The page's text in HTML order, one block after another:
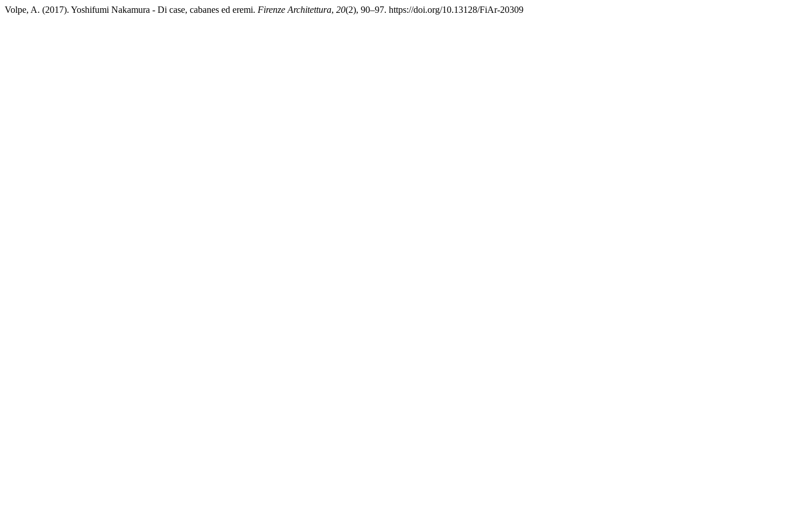
Volpe, A. (2017). Yoshifumi Nakamura - Di case, cabanes ed eremi. Firenze Architettura, 20(2), 90–97. https://doi.org/10.13128/FiAr-20309